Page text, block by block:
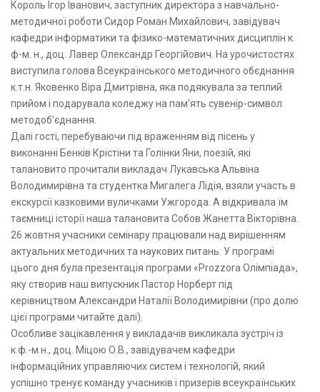
Король Ігор Іванович, заступник директора з навчально-
методичної роботи Сидор Роман Михайлович, завідувач
кафедри інформатики та фізико-математичних дисциплін к.
ф-м. н., доц. Лавер Олександр Георгійович. На урочистостях
виступила голова Всеукраїнського методичного обєднання
к.т.н. Яковенко Віра Дмитрівна, яка подякувала за теплий
прийом і подарувала коледжу на пам'ять сувенір-символ
методоб’єднання.
Далі гості, перебуваючи під враженням від пісень у
виконанні Бенків Крістіни та Голінки Яни, поезій, які
талановито прочитали викладач Лукавська Альвіна
Володимирівна та студентка Мигалега Лідія, взяли участь в
екскурсії казковими вуличками Ужгорода. А відкривала їм
таємниці історії наша талановита Собов Жанетта Вікторівна.
26 жовтня учасники семінару працювали над вирішенням
актуальних методичних та наукових питань. У програмі
цього дня була презентація програми «Prozzora Олімпіада»,
яку створив наш випускник Пастор Норберт під
керівництвом Александри Наталії Володимирівни (про долю
цієї програми читайте далі).
Особливе зацікавлення у викладачів викликала зустріч із
к.ф.-м.н., доц. Міцою О.В., завідувачем кафедри
інформаційних управляючих систем і технологій, який
успішно тренує команду учасників і призерів всеукраїнських